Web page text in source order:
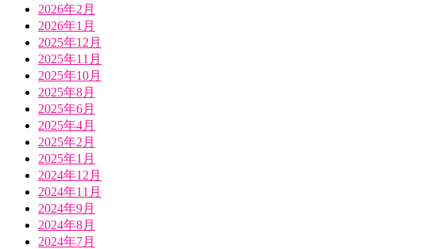
2026年2月
2026年1月
2025年12月
2025年11月
2025年10月
2025年8月
2025年6月
2025年4月
2025年2月
2025年1月
2024年12月
2024年11月
2024年9月
2024年8月
2024年7月